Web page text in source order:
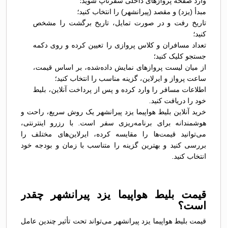
مبدأ (یزد) و مقصد (پیرانشهر) را انتخاب کنید؛
تاریخ رفت و در صورت تمایل، تاریخ برگشت را مشخص
کنید؛
تعداد مسافران و کلاس پروازی را تعیین کرده و روی دکمه
جستجو کلیک کنید؛
از میان لیست پروازهای نمایش داده‌شده، بر اساس قیمت،
ساعت پرواز و ایرلاین، گزینه مناسب را انتخاب کنید؛
اطلاعات مسافر را وارد کرده و پس از پرداخت آنلاین، بلیط
خود را دریافت کنید.
خرید آنلاین بلیط هواپیما یزد پیرانشهر یک روش سریع، راحت و
هوشمندانه برای برنامه‌ریزی سفر است. با رزرو اینترنتی،
می‌توانید قیمت‌ها را مقایسه کرده، ایرلاین‌های مختلف را
بررسی کنید و بهترین گزینه را متناسب با زمان و بودجه خود
انتخاب کنید.
قیمت بلیط هواپیما یزد پیرانشهر چقدر
است؟
قیمت بلیط هواپیما یزد پیرانشهر می‌تواند تحت تأثیر چندین عامل